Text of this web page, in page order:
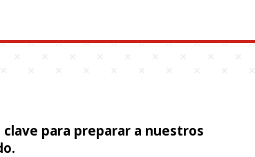
para preparar a nuestros